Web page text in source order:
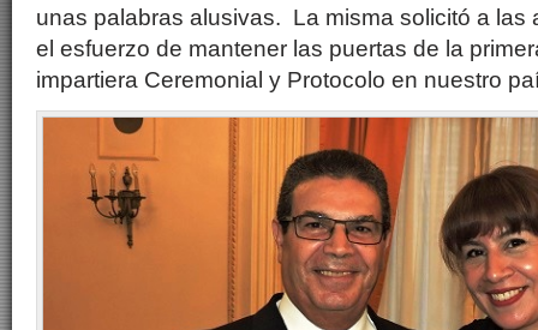
unas palabras alusivas. La misma solicitó a las
el esfuerzo de mantener las puertas de la
impartiera Ceremonial y Protocolo en nuestro